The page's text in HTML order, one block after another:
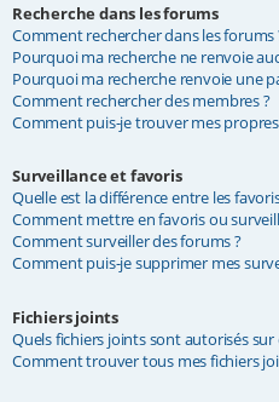
Recherche dans les forums
Comment rechercher dans les forums
Pourquoi ma recherche ne renvoie
Pourquoi ma recherche renvoie une
Comment rechercher des membres ?
Comment puis-je trouver mes
Surveillance et favoris
Quelle est la différence entre les
Comment mettre en favoris ou
Comment surveiller des forums ?
Comment puis-je supprimer mes
Fichiers joints
Quels fichiers joints sont autorisés sur
Comment trouver tous mes fichiers